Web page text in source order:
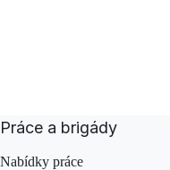
Práce a brigády
Nabídky práce